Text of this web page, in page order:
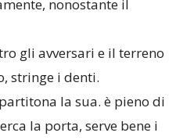
nonostante il
gli avversari e il terreno
stringe i denti.
la sua. è pieno di
la porta, serve bene i